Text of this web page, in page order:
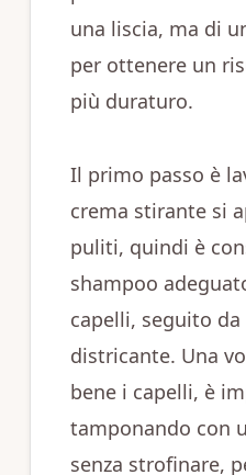
una liscia, ma di
per ottenere un
più duraturo.
Il primo passo è
crema stirante si
puliti, quindi è
shampoo
capelli, seguito
districante. Una
bene i capelli, è
tamponando con
senza strofinare,